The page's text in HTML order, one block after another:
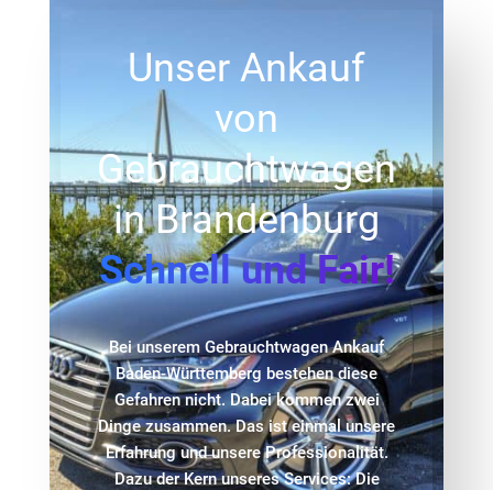
Unser Ankauf
von
Gebrauchtwagen
in Brandenburg
Schnell und Fair!
Bei unserem Gebrauchtwagen Ankauf
Baden-Württemberg bestehen diese
Gefahren nicht. Dabei kommen zwei
Dinge zusammen. Das ist einmal unsere
Erfahrung und unsere Professionalität.
Dazu der Kern unseres Services: Die